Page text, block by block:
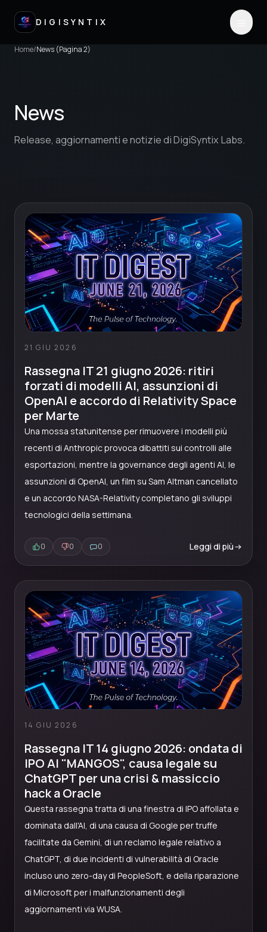
DIGISYNTIX
Home/News (Pagina 2)
News
Release, aggiornamenti e notizie di DigiSyntix Labs.
21 GIU 2026
Rassegna IT 21 giugno 2026: ritiri
forzati di modelli AI, assunzioni di
OpenAI e accordo di Relativity Space
per Marte
Una mossa statunitense per rimuovere i modelli più
recenti di Anthropic provoca dibattiti sui controlli alle
esportazioni, mentre la governance degli agenti AI, le
assunzioni di OpenAI, un film su Sam Altman cancellato
e un accordo NASA-Relativity completano gli sviluppi
tecnologici della settimana.
0 0 0 Leggi di più
14 GIU 2026
Rassegna IT 14 giugno 2026: ondata di
IPO AI "MANGOS", causa legale su
ChatGPT per una crisi & massiccio
hack a Oracle
Questa rassegna tratta di una finestra di IPO affollata e
dominata dall'AI, di una causa di Google per truffe
facilitate da Gemini, di un reclamo legale relativo a
ChatGPT, di due incidenti di vulnerabilità di Oracle
incluso uno zero-day di PeopleSoft, e della riparazione
di Microsoft per i malfunzionamenti degli
aggiornamenti via WUSA.